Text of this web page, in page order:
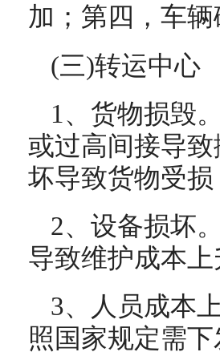
加；第四，车
(三)转运中心
1、货物损毁
或过高间接导
坏导致货物受损
2、设备损坏
导致维护成本上
3、人员成本
照国家规定需